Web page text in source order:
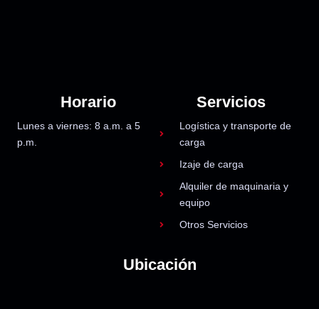
Horario
Lunes a viernes: 8 a.m. a 5
p.m.
Servicios
Logística y transporte de
carga
Izaje de carga
Alquiler de maquinaria y
equipo
Otros Servicios
Ubicación